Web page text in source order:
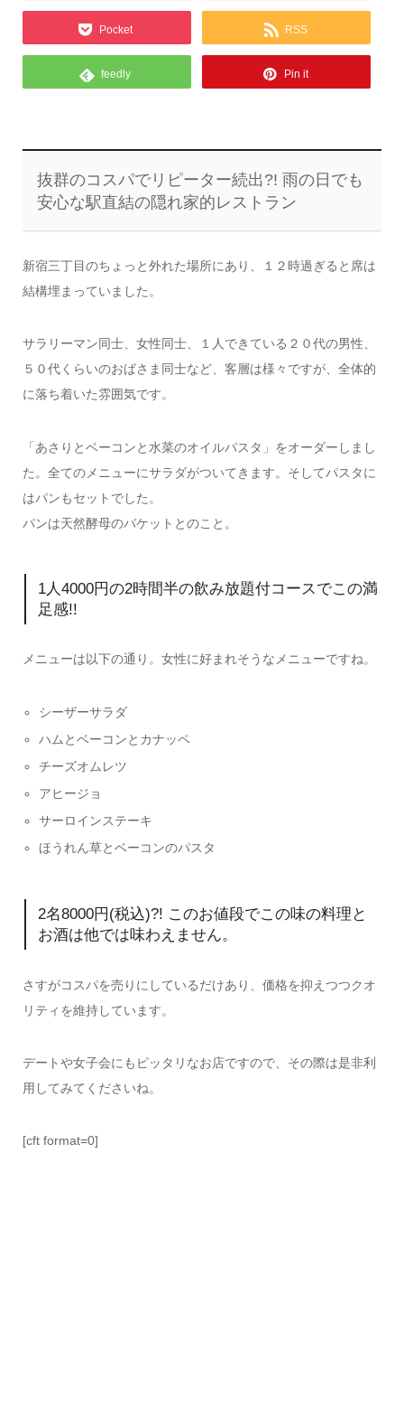
Pocket RSS
feedly Pin it
抜群のコスパでリピーター続出?! 雨の日でも
安心な駅直結の隠れ家的レストラン
新宿三丁目のちょっと外れた場所にあり、１２時過ぎると席は
結構埋まっていました。
サラリーマン同士、女性同士、１人できている２０代の男性、
５０代くらいのおばさま同士など、客層は様々ですが、全体的
に落ち着いた雰囲気です。
「あさりとベーコンと水菜のオイルパスタ」をオーダーしまし
た。全てのメニューにサラダがついてきます。そしてパスタに
はパンもセットでした。
パンは天然酵母のバケットとのこと。
1人4000円の2時間半の飲み放題付コースでこの満
足感!!
メニューは以下の通り。女性に好まれそうなメニューですね。
シーザーサラダ
ハムとベーコンとカナッペ
チーズオムレツ
アヒージョ
サーロインステーキ
ほうれん草とベーコンのパスタ
2名8000円(税込)?! このお値段でこの味の料理と
お酒は他では味わえません。
さすがコスパを売りにしているだけあり、価格を抑えつつクオ
リティを維持しています。
デートや女子会にもピッタリなお店ですので、その際は是非利
用してみてくださいね。
[cft format=0]